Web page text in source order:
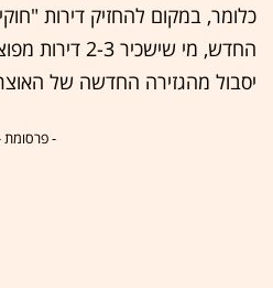
כלומר, במקום להחזיק דירות
החדש, מי
יסבול מהגזירה החדשה של
- פרסומת